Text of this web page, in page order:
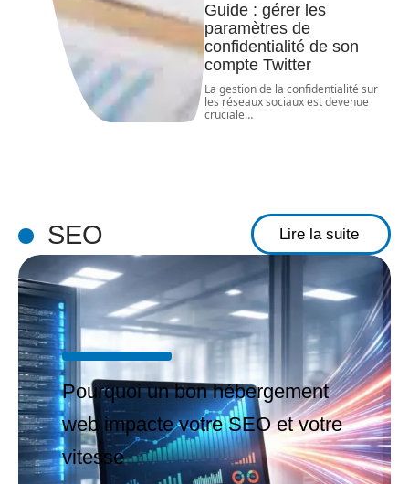
Guide : gérer les
paramètres de
confidentialité de son
compte Twitter
La gestion de la confidentialité sur
les réseaux sociaux est devenue
cruciale…
SEO Lire la suite
Pourquoi un bon hébergement
web impacte votre SEO et votre
vitesse
Régle
mentat